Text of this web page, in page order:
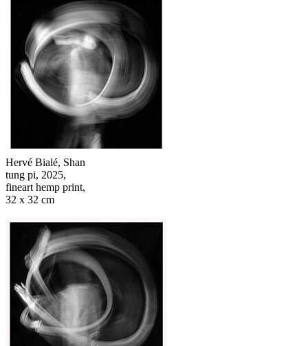
Hervé Bialé, Shan
tung pi, 2025,
fineart hemp print,
32 x 32 cm